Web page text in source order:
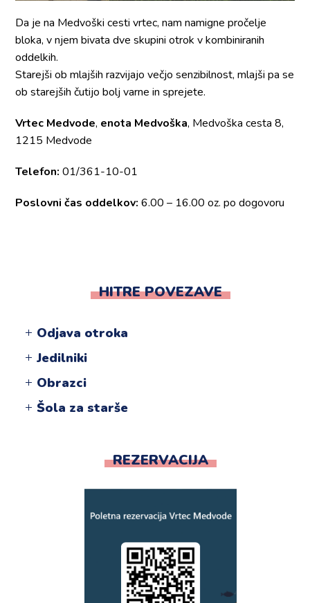
Da je na Medvoški cesti vrtec, nam namigne pročelje
bloka, v njem bivata dve skupini otrok v kombiniranih
oddelkih.
Starejši ob mlajših razvijajo večjo senzibilnost, mlajši pa se
ob starejših čutijo bolj varne in sprejete.
Vrtec Medvode, enota Medvoška, Medvoška cesta 8,
1215 Medvode
Telefon: 01/361-10-01
Poslovni čas oddelkov: 6.00 – 16.00 oz. po dogovoru
HITRE POVEZAVE
Odjava otroka
Jedilniki
Obrazci
Šola za starše
REZERVACIJA